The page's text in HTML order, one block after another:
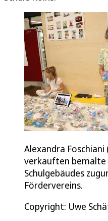
Alexandra
verkauften bemalte
Schulgebäudes
Fördervereins.
Copyright: Uwe